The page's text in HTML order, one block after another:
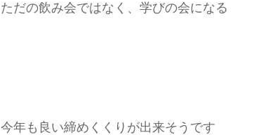
ただの飲み会ではなく、学びの会になる
今年も良い締めくくりが出来そうです